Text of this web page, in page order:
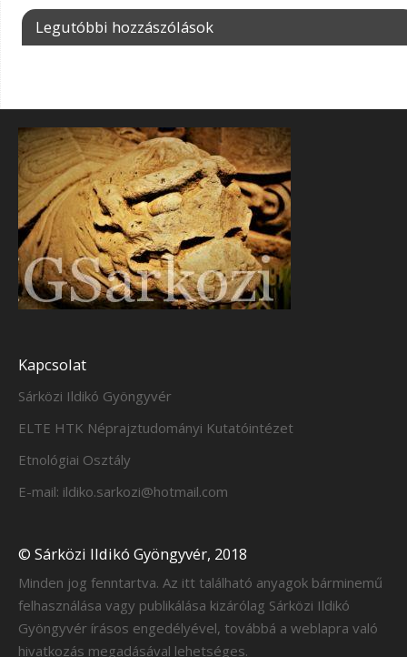
Legutóbbi hozzászólások
Kapcsolat
Sárközi Ildikó Gyöngyvér
ELTE HTK Néprajztudományi Kutatóintézet
Etnológiai Osztály
E-mail: ildiko.sarkozi@hotmail.com
© Sárközi Ildikó Gyöngyvér, 2018
Minden jog fenntartva. Az itt található anyagok bárminemű
felhasználása vagy publikálása kizárólag Sárközi Ildikó
Gyöngyvér írásos engedélyével, továbbá a weblapra való
hivatkozás megadásával lehetséges.